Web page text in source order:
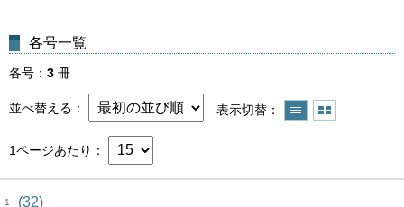
各号一覧
各号 3 冊
並べ替える 表示切替
1ページあたり
1 (32)